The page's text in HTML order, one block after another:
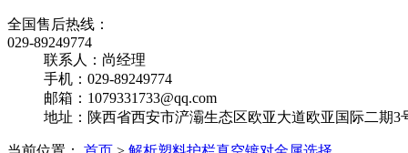
全国售后热线：
029-89249774
联系人：尚经理
手机：029-89249774
邮箱：1079331733@qq.com
地址：陕西省西安市浐灞生态区欧亚大道欧亚国际二期3